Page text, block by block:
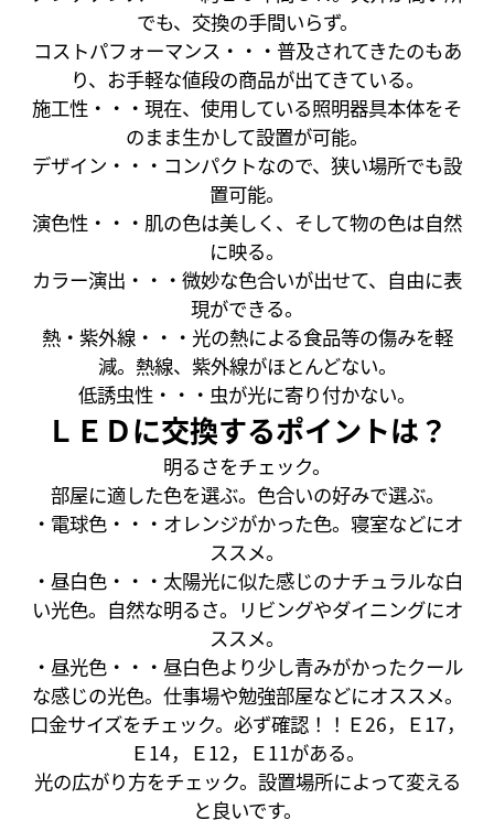
でも、交換の手間いらず。
コストパフォーマンス・・・普及されてきたのもあ
り、お手軽な値段の商品が出てきている。
施工性・・・現在、使用している照明器具本体をそ
のまま生かして設置が可能。
デザイン・・・コンパクトなので、狭い場所でも設
置可能。
演色性・・・肌の色は美しく、そして物の色は自然
に映る。
カラー演出・・・微妙な色合いが出せて、自由に表
現ができる。
熱・紫外線・・・光の熱による食品等の傷みを軽
減。熱線、紫外線がほとんどない。
低誘虫性・・・虫が光に寄り付かない。
ＬＥＤに交換するポイントは？
明るさをチェック。
部屋に適した色を選ぶ。色合いの好みで選ぶ。
・電球色・・・オレンジがかった色。寝室などにオ
ススメ。
・昼白色・・・太陽光に似た感じのナチュラルな白
い光色。自然な明るさ。リビングやダイニングにオ
ススメ。
・昼光色・・・昼白色より少し青みがかったクール
な感じの光色。仕事場や勉強部屋などにオススメ。
口金サイズをチェック。必ず確認！！Ｅ26，Ｅ17，
Ｅ14，Ｅ12，Ｅ11がある。
光の広がり方をチェック。設置場所によって変える
と良いです。